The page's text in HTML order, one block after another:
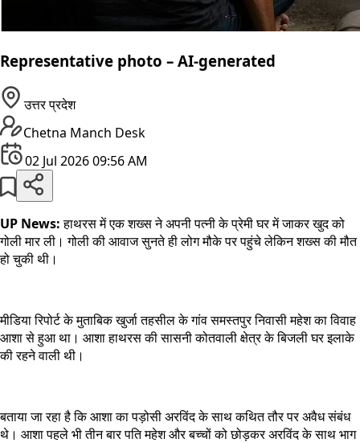
Representative photo – AI-generated
उत्तर प्रदेश
Chetna Manch Desk
02 Jul 2026 09:56 AM
UP News:हाथरस में एक शख्स ने अपनी पत्नी के प्रेमी घर में जाकर खुद को
गोली मार ली। गोली की आवाज सुनते ही लोग मौके पर पहुंचे लेकिन शख्स की मौत
हो चुकी थी।
मीडिया रिपोर्ट के मुताबिक खुर्जा तहसील के गांव समस्तपुर निवासी महेश का विवाह
आशा से हुआ था। आशा हाथरस की सासनी कोतवाली क्षेत्र के बिजली घर इलाके
की रहने वाली थी।
बताया जा रहा है कि आशा का पड़ोसी अरविंद के साथ कथित तौर पर अवैध संबंध
थे। आशा पहले भी तीन बार पति महेश और बच्चों को छोड़कर अरविंद के साथ भाग